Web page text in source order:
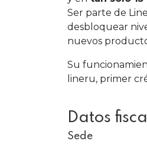
Ser parte de
desbloquear
nuevos
Su
lineru, primer
Datos
Sede